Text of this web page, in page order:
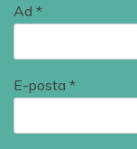
Ad *
E-posta *